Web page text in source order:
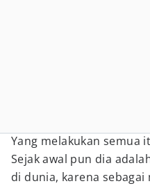
Yang melakukan semua
Sejak awal pun dia
di dunia, karena